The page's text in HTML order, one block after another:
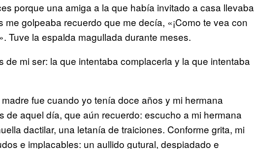
porque una amiga a la que había invitado a casa llevaba
golpeaba recuerdo que me decía, «¡Como te vea con
Tuve la espalda magullada durante meses.
de mi ser: la que intentaba complacerla y la que intentaba
fue cuando yo tenía doce años y mi hermana
de aquel día, que aún recuerdo: escucho a mi hermana
dactilar, una letanía de traiciones. Conforme grita, mi
e implacables: un aullido gutural, despiadado e